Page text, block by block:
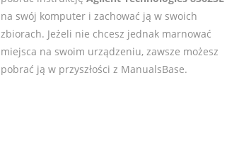
na swój komputer i zachować ją w swoich
zbiorach. Jeżeli nie chcesz jednak marnować
miejsca na swoim urządzeniu, zawsze możesz
pobrać ją w przyszłości z ManualsBase.